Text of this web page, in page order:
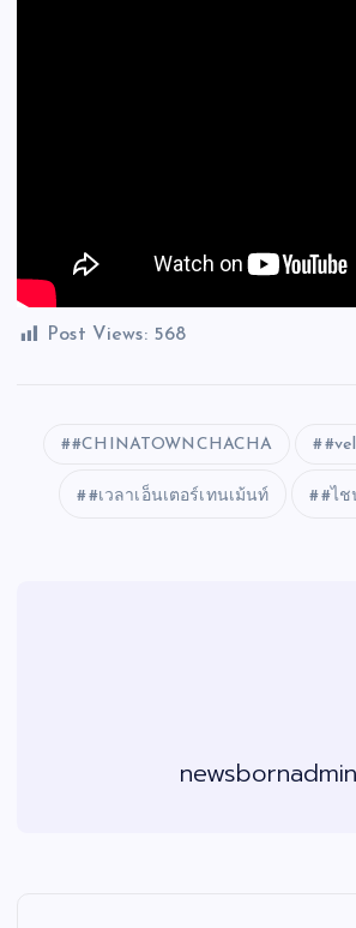
Post Views: 568
#CHINATOWNCHACHA
#เวลาเอ็นเตอร์เทนเม้นท์ #ไ
newsbornadmin